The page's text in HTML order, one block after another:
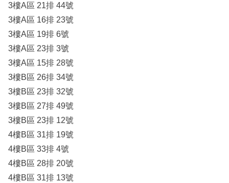
3樓A區 21排 44號
3樓A區 16排 23號
3樓A區 19排 6號
3樓A區 23排 3號
3樓A區 15排 28號
3樓B區 26排 34號
3樓B區 23排 32號
3樓B區 27排 49號
3樓B區 23排 12號
4樓B區 31排 19號
4樓B區 33排 4號
4樓B區 28排 20號
4樓B區 31排 13號